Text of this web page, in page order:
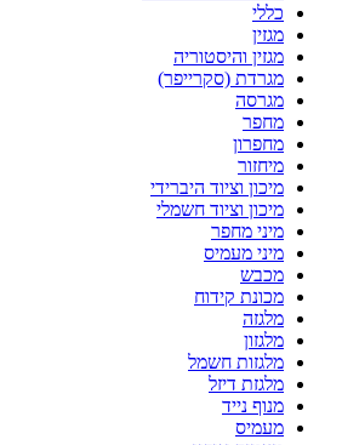
כללי
מגזין
מגזין והיסטוריה
מגרדת (סקרייפר)
מגרסה
מחפר
מחפרון
מיחזור
מיכון וציוד היברידי
מיכון וציוד חשמלי
מיני מחפר
מיני מעמיס
מכבש
מכונת קידוח
מלגזה
מלגזון
מלגזות חשמל
מלגזת דיזל
מנוף נייד
מעמיס